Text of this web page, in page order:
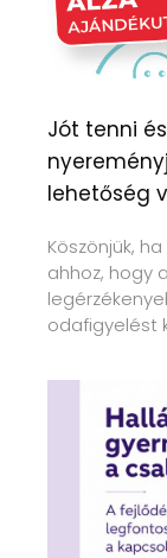
Jót tenni
lehetőség
Köszönjük,
ahhoz, hogy
odafigyelést